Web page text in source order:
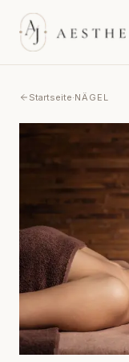
Startseite·NÄGEL